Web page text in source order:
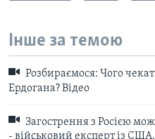
Інше за темою
Розбираємося: Чого
Ердогана? Відео
Загострення з Росією
- військовий експерт із